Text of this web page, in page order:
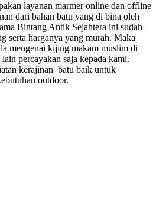
layanan marmer online dan offline
dari bahan batu yang di bina oleh
Bintang Antik Sejahtera ini sudah
serta harganya yang murah. Maka
mengenai kijing makam muslim di
percayakan saja kepada kami.
kerajinan batu baik untuk
outdoor.